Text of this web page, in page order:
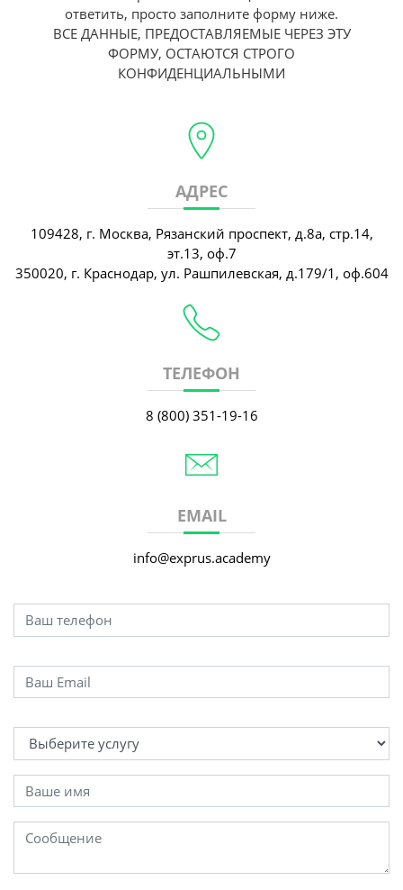
ответить, просто заполните форму ниже.
ВСЕ ДАННЫЕ, ПРЕДОСТАВЛЯЕМЫЕ ЧЕРЕЗ ЭТУ
ФОРМУ, ОСТАЮТСЯ СТРОГО
КОНФИДЕНЦИАЛЬНЫМИ
АДРЕС
109428, г. Москва, Рязанский проспект, д.8а, стр.14,
эт.13, оф.7
350020, г. Краснодар, ул. Рашпилевская, д.179/1, оф.604
ТЕЛЕФОН
8 (800) 351-19-16
EMAIL
info@exprus.academy